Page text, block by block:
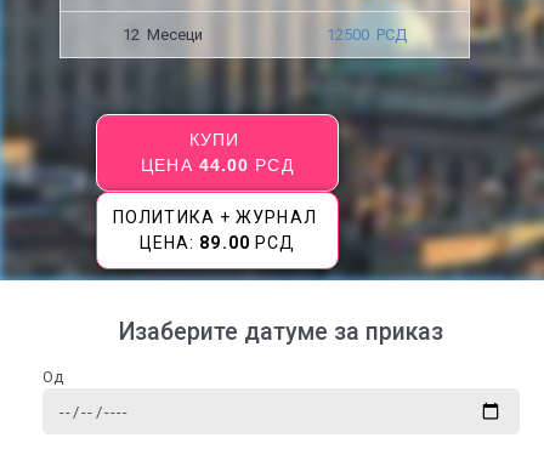
12 Месеци 12500 РСД
КУПИ
ЦЕНА 44.00 РСД
ПОЛИТИКА + ЖУРНАЛ
ЦЕНА: 89.00 РСД
Изаберите датуме за приказ
Од